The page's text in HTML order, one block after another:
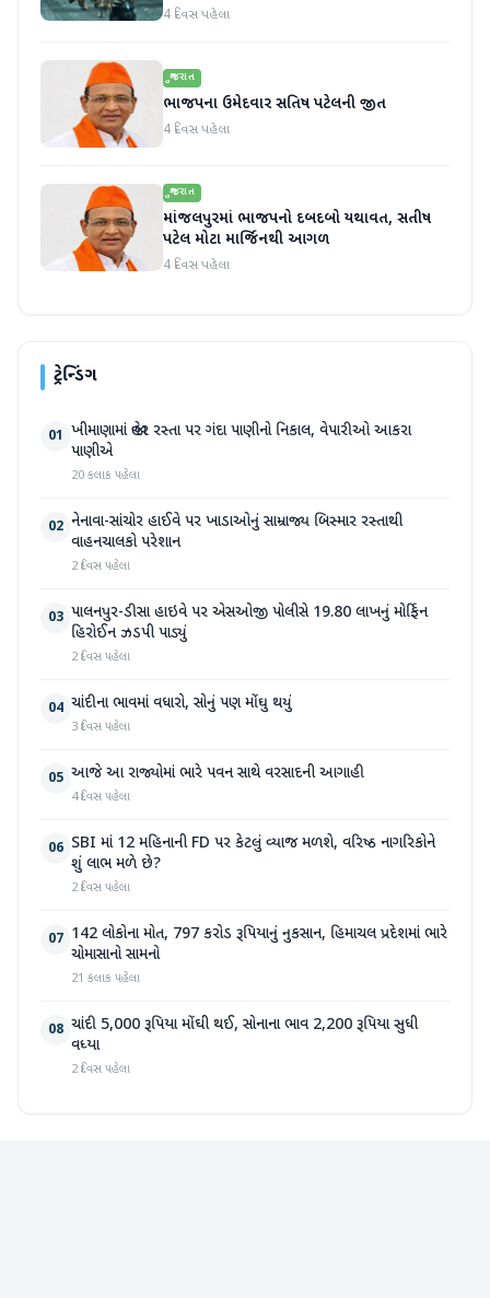
4 દિવસ પહેલા
ગુજરાત
ભાજપના ઉમેદવાર સતિષ પટેલની જીત
4 દિવસ પહેલા
ગુજરાત
માંજલપુરમાં ભાજપનો દબદબો યથાવત, સતીષ
પટેલ મોટા માર્જિનથી આગળ
4 દિવસ પહેલા
ટ્રેન્ડિંગ
01 ખીમાણામાં જાહેર રસ્તા પર ગંદા પાણીનો નિકાલ, વેપારીઓ આકરા
પાણીએ
20 કલાક પહેલા
02 નેનાવા-સાંચોર હાઈવે પર ખાડાઓનું સામ્રાજ્ય બિસ્માર રસ્તાથી
વાહનચાલકો પરેશાન
2 દિવસ પહેલા
03 પાલનપુર-ડીસા હાઇવે પર એસઓજી પોલીસે 19.80 લાખનું મોર્ફિન
હિરોઈન ઝડપી પાડ્યું
2 દિવસ પહેલા
04 ચાંદીના ભાવમાં વધારો, સોનું પણ મોંઘુ થયું
3 દિવસ પહેલા
05 આજે આ રાજ્યોમાં ભારે પવન સાથે વરસાદની આગાહી
4 દિવસ પહેલા
06 SBI માં 12 મહિનાની FD પર કેટલું વ્યાજ મળશે, વરિષ્ઠ નાગરિકોને
શું લાભ મળે છે?
2 દિવસ પહેલા
07 142 લોકોના મોત, 797 કરોડ રૂપિયાનું નુકસાન, હિમાચલ પ્રદેશમાં ભારે
ચોમાસાનો સામનો
21 કલાક પહેલા
08 ચાંદી 5,000 રૂપિયા મોંઘી થઈ, સોનાના ભાવ 2,200 રૂપિયા સુધી
વધ્યા
2 દિવસ પહેલા